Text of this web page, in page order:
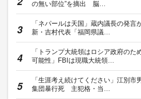
の無い部位”を摘出 脳…
「ネパールは天国」蔵内議長の発
新・吉村代表「福岡県議…
「トランプ大統領はロシア政府のた
可能性」FBIは現職大統領…
「生涯考え続けてください」江別市
集団暴行死 主犯格・当…